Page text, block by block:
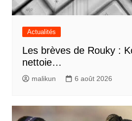
Actualités
Les brèves de Rouky :
nettoie…
malikun 6 août 2026